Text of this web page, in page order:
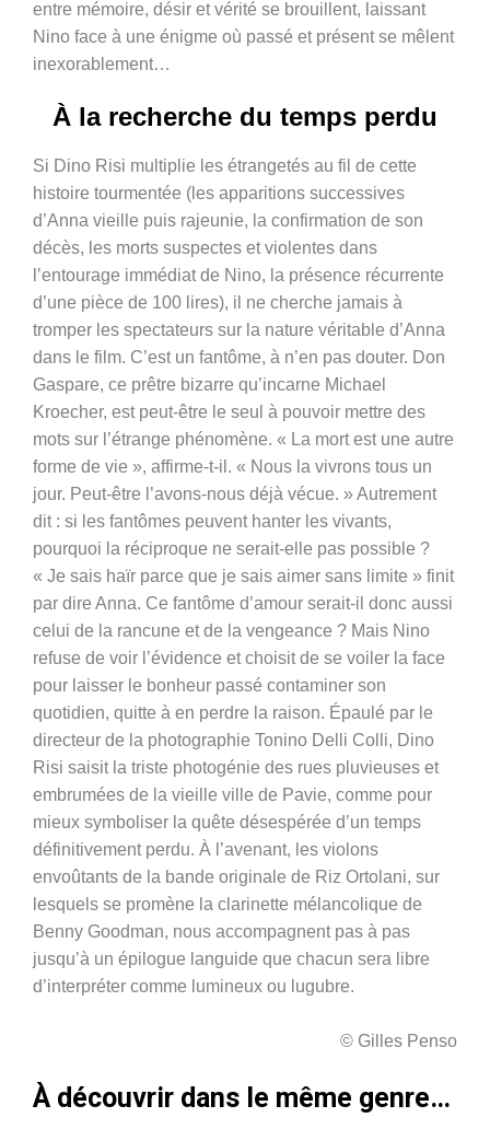
entre mémoire, désir et vérité se brouillent, laissant
Nino face à une énigme où passé et présent se mêlent
inexorablement…
À la recherche du temps perdu
Si Dino Risi multiplie les étrangetés au fil de cette
histoire tourmentée (les apparitions successives
d’Anna vieille puis rajeunie, la confirmation de son
décès, les morts suspectes et violentes dans
l’entourage immédiat de Nino, la présence récurrente
d’une pièce de 100 lires), il ne cherche jamais à
tromper les spectateurs sur la nature véritable d’Anna
dans le film. C’est un fantôme, à n’en pas douter. Don
Gaspare, ce prêtre bizarre qu’incarne Michael
Kroecher, est peut-être le seul à pouvoir mettre des
mots sur l’étrange phénomène. « La mort est une autre
forme de vie », affirme-t-il. « Nous la vivrons tous un
jour. Peut-être l’avons-nous déjà vécue. » Autrement
dit : si les fantômes peuvent hanter les vivants,
pourquoi la réciproque ne serait-elle pas possible ?
« Je sais haïr parce que je sais aimer sans limite » finit
par dire Anna. Ce fantôme d’amour serait-il donc aussi
celui de la rancune et de la vengeance ? Mais Nino
refuse de voir l’évidence et choisit de se voiler la face
pour laisser le bonheur passé contaminer son
quotidien, quitte à en perdre la raison. Épaulé par le
directeur de la photographie Tonino Delli Colli, Dino
Risi saisit la triste photogénie des rues pluvieuses et
embrumées de la vieille ville de Pavie, comme pour
mieux symboliser la quête désespérée d’un temps
définitivement perdu. À l’avenant, les violons
envoûtants de la bande originale de Riz Ortolani, sur
lesquels se promène la clarinette mélancolique de
Benny Goodman, nous accompagnent pas à pas
jusqu’à un épilogue languide que chacun sera libre
d’interpréter comme lumineux ou lugubre.
© Gilles Penso
À découvrir dans le même genre…